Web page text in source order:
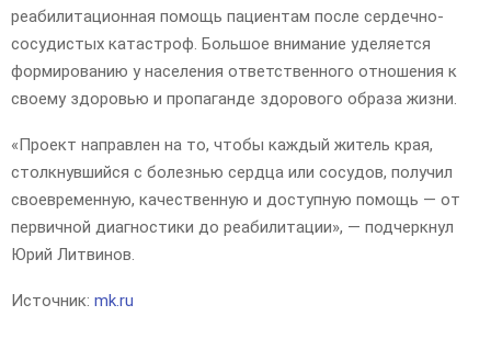
реабилитационная помощь пациентам после сердечно-
сосудистых катастроф. Большое внимание уделяется
формированию у населения ответственного отношения к
своему здоровью и пропаганде здорового образа жизни.
«Проект направлен на то, чтобы каждый житель края,
столкнувшийся с болезнью сердца или сосудов, получил
своевременную, качественную и доступную помощь — от
первичной диагностики до реабилитации», — подчеркнул
Юрий Литвинов.
Источник: mk.ru